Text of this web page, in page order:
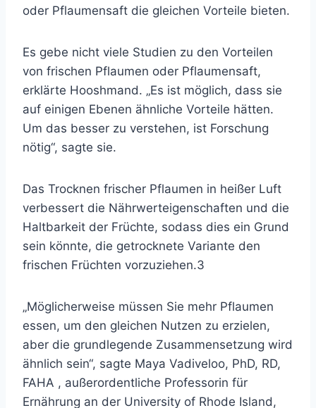
oder Pflaumensaft die gleichen Vorteile bieten.
Es gebe nicht viele Studien zu den Vorteilen
von frischen Pflaumen oder Pflaumensaft,
erklärte Hooshmand. „Es ist möglich, dass sie
auf einigen Ebenen ähnliche Vorteile hätten.
Um das besser zu verstehen, ist Forschung
nötig“, sagte sie.
Das Trocknen frischer Pflaumen in heißer Luft
verbessert die Nährwerteigenschaften und die
Haltbarkeit der Früchte, sodass dies ein Grund
sein könnte, die getrocknete Variante den
frischen Früchten vorzuziehen.3
„Möglicherweise müssen Sie mehr Pflaumen
essen, um den gleichen Nutzen zu erzielen,
aber die grundlegende Zusammensetzung wird
ähnlich sein“, sagte Maya Vadiveloo, PhD, RD,
FAHA , außerordentliche Professorin für
Ernährung an der University of Rhode Island,